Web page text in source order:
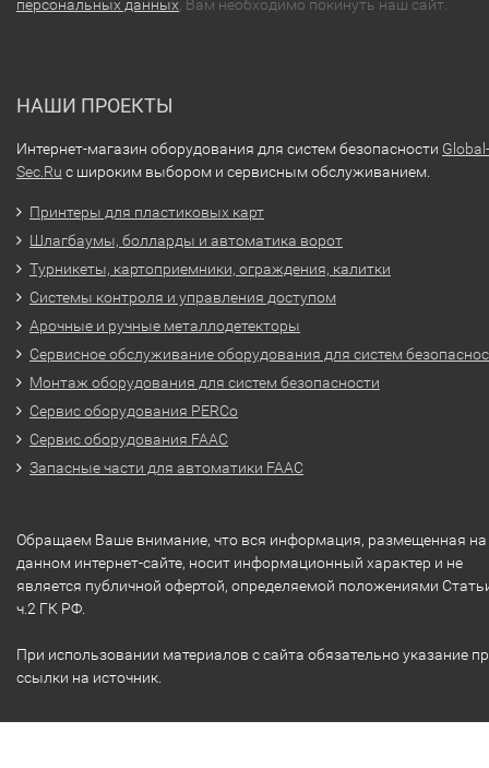
персональных данных , Вам необходимо покинуть наш сайт.
НАШИ ПРОЕКТЫ
Интернет-магазин оборудования для систем безопасности Global-
Sec.Ru с широким выбором и сервисным обслуживанием.
Принтеры для пластиковых карт
Шлагбаумы, болларды и автоматика ворот
Турникеты, картоприемники, ограждения, калитки
Системы контроля и управления доступом
Арочные и ручные металлодетекторы
Сервисное обслуживание оборудования для систем
Монтаж оборудования для систем безопасности
Сервис оборудования PERCo
Сервис оборудования FAAC
Запасные части для автоматики FAAC
Обращаем Ваше внимание, что вся информация, размещенная на
данном интернет-сайте, носит информационный характер и не
является публичной офертой, определяемой положениями
ч.2 ГК РФ.
При использовании материалов с сайта обязательно указание
ссылки на источник.